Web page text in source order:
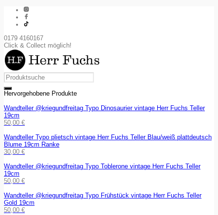
0179 4160167
Click & Collect möglich!
Hervorgehobene Produkte
Wandteller @kriegundfreitag Typo Dinosaurier vintage Herr Fuchs Teller
19cm
50,00 €
Wandteller Typo plietsch vintage Herr Fuchs Teller Blau/weiß plattdeutsch
Blume 19cm Ranke
30,00 €
Wandteller @kriegundfreitag Typo Toblerone vintage Herr Fuchs Teller
19cm
50,00 €
Wandteller @kriegundfreitag Typo Frühstück vintage Herr Fuchs Teller
Gold 19cm
50,00 €